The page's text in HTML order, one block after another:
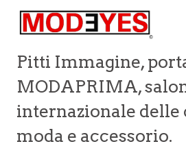
Pitti Immagine,
MODAPRIMA,
internazionale delle
moda e accessorio.